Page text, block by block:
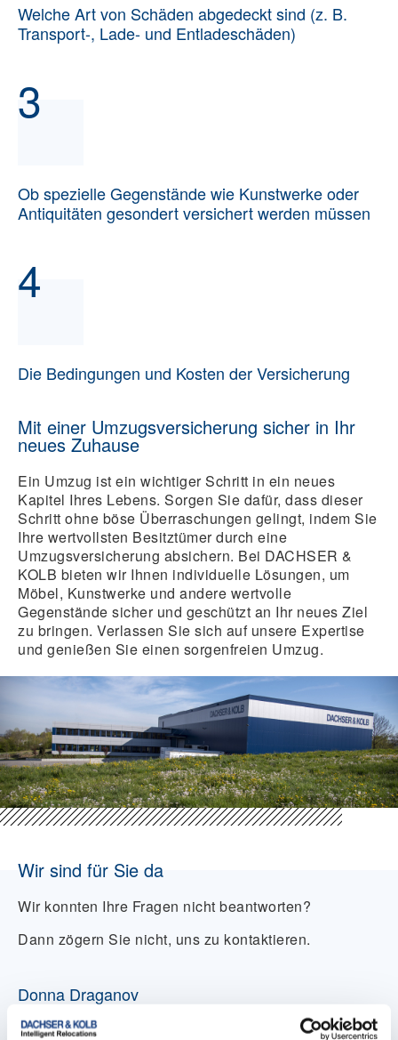
Welche Art von Schäden abgedeckt sind (z. B.
Transport-, Lade- und Entladeschäden)
3
Ob spezielle Gegenstände wie Kunstwerke oder
Antiquitäten gesondert versichert werden müssen
4
Die Bedingungen und Kosten der Versicherung
Mit einer Umzugsversicherung sicher in Ihr
neues Zuhause
Ein Umzug ist ein wichtiger Schritt in ein neues
Kapitel Ihres Lebens. Sorgen Sie dafür, dass dieser
Schritt ohne böse Überraschungen gelingt, indem Sie
Ihre wertvollsten Besitztümer durch eine
Umzugsversicherung absichern. Bei DACHSER &
KOLB bieten wir Ihnen individuelle Lösungen, um
Möbel, Kunstwerke und andere wertvolle
Gegenstände sicher und geschützt an Ihr neues Ziel
zu bringen. Verlassen Sie sich auf unsere Expertise
und genießen Sie einen sorgenfreien Umzug.
Wir sind für Sie da
Wir konnten Ihre Fragen nicht beantworten?
Dann zögern Sie nicht, uns zu kontaktieren.
Donna Draganov
Teamleitung Customer Service & Sales - ROAD